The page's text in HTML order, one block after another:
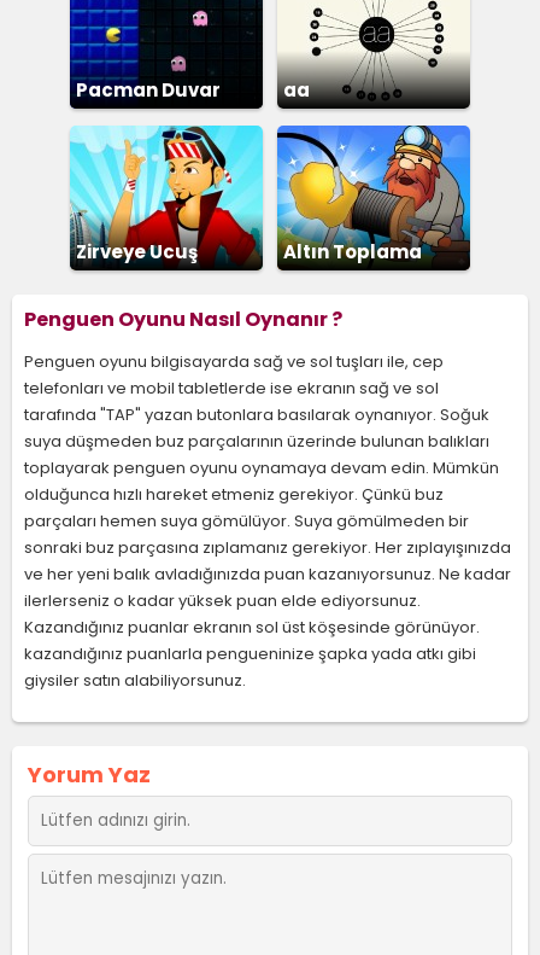
Pacman Duvar aa
Zirveye Ucuş Altın Toplama
Penguen Oyunu Nasıl Oynanır ?
Penguen oyunu bilgisayarda sağ ve sol tuşları ile, cep
telefonları ve mobil tabletlerde ise ekranın sağ ve sol
tarafında "TAP" yazan butonlara basılarak oynanıyor. Soğuk
suya düşmeden buz parçalarının üzerinde bulunan balıkları
toplayarak penguen oyunu oynamaya devam edin. Mümkün
olduğunca hızlı hareket etmeniz gerekiyor. Çünkü buz
parçaları hemen suya gömülüyor. Suya gömülmeden bir
sonraki buz parçasına zıplamanız gerekiyor. Her zıplayışınızda
ve her yeni balık avladığınızda puan kazanıyorsunuz. Ne kadar
ilerlerseniz o kadar yüksek puan elde ediyorsunuz.
Kazandığınız puanlar ekranın sol üst köşesinde görünüyor.
kazandığınız puanlarla pengueninize şapka yada atkı gibi
giysiler satın alabiliyorsunuz.
Yorum Yaz